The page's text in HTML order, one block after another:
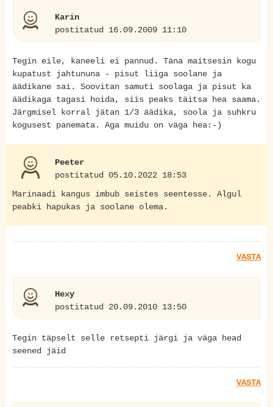
Karin
postitatud 16.09.2009 11:10
Tegin eile, kaneeli ei pannud. Täna maitsesin kogu
kupatust jahtununa - pisut liiga soolane ja
äädikane sai. Soovitan samuti soolaga ja pisut ka
äädikaga tagasi hoida, siis peaks täitsa hea saama.
Järgmisel korral jätan 1/3 äädika, soola ja suhkru
kogusest panemata. Aga muidu on väga hea:-)
Peeter
postitatud 05.10.2022 18:53
Marinaadi kangus imbub seistes seentesse. Algul
peabki hapukas ja soolane olema.
VASTA
Hexy
postitatud 20.09.2010 13:50
Tegin täpselt selle retsepti järgi ja väga head
seened jäid
VASTA